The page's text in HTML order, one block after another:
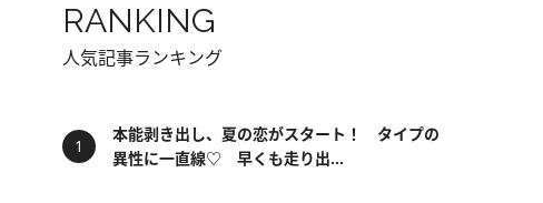
RANKING
人気記事ランキング
本能剥き出し、夏の恋がスタート！ タイプの
異性に一直線♡ 早くも走り出...